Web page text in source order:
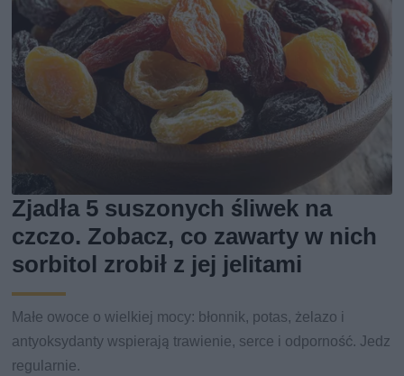
Zjadła 5 suszonych śliwek na
czczo. Zobacz, co zawarty w nich
sorbitol zrobił z jej jelitami
Małe owoce o wielkiej mocy: błonnik, potas, żelazo i
antyoksydanty wspierają trawienie, serce i odporność. Jedz
regularnie.